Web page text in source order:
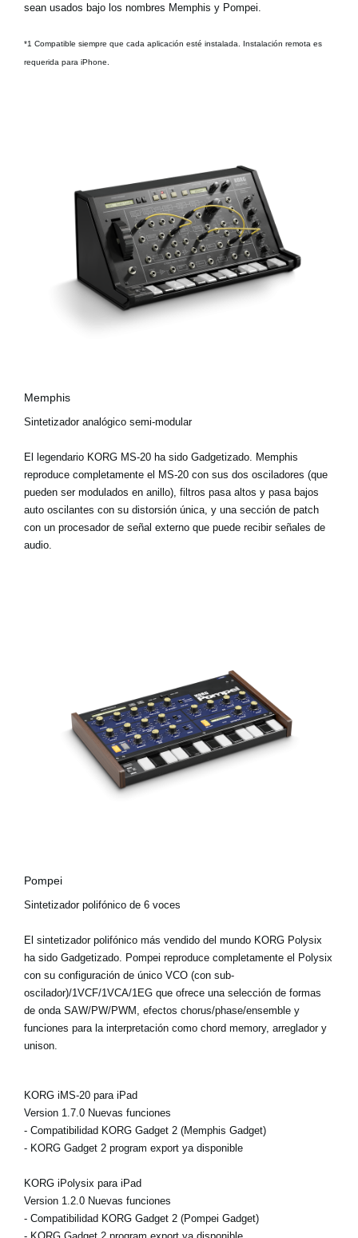
sean usados bajo los nombres Memphis y Pompei.
*1 Compatible siempre que cada aplicación esté instalada. Instalación remota es
requerida para iPhone.
Memphis
Sintetizador analógico semi-modular
El legendario KORG MS-20 ha sido Gadgetizado. Memphis
reproduce completamente el MS-20 con sus dos osciladores (que
pueden ser modulados en anillo), filtros pasa altos y pasa bajos
auto oscilantes con su distorsión única, y una sección de patch
con un procesador de señal externo que puede recibir señales de
audio.
Pompei
Sintetizador polifónico de 6 voces
El sintetizador polifónico más vendido del mundo KORG Polysix
ha sido Gadgetizado. Pompei reproduce completamente el Polysix
con su configuración de único VCO (con sub-
oscilador)/1VCF/1VCA/1EG que ofrece una selección de formas
de onda SAW/PW/PWM, efectos chorus/phase/ensemble y
funciones para la interpretación como chord memory, arreglador y
unison.
KORG iMS-20 para iPad
Version 1.7.0 Nuevas funciones
- Compatibilidad KORG Gadget 2 (Memphis Gadget)
- KORG Gadget 2 program export ya disponible
KORG iPolysix para iPad
Version 1.2.0 Nuevas funciones
- Compatibilidad KORG Gadget 2 (Pompei Gadget)